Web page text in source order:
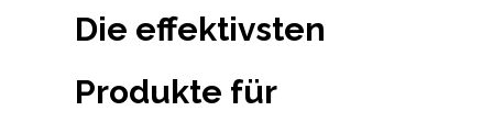
Die effektivsten
Produkte für